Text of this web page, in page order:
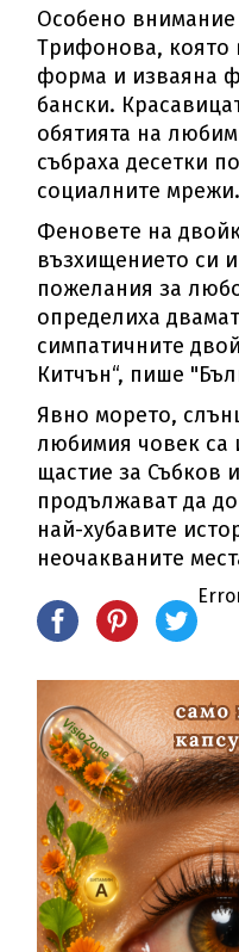
Особено
Трифонова, която
форма и изваяна
бански.
обятията на
събраха десетки
социалните мрежи.
Феновете на
възхищението си
пожелания за
определиха
симпатичните
Китчън“, пише
Явно морето,
любимия човек са
щастие за Събков
продължават да
най-хубавите
неочакваните